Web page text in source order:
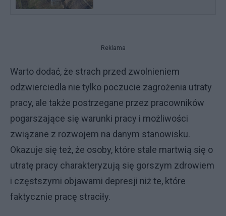
Reklama
Warto dodać, że strach przed zwolnieniem
odzwierciedla nie tylko poczucie zagrożenia utraty
pracy, ale także postrzegane przez pracowników
pogarszające się warunki pracy i możliwości
związane z rozwojem na danym stanowisku.
Okazuje się też, że osoby, które stale martwią się o
utratę pracy charakteryzują się gorszym zdrowiem
i częstszymi objawami depresji niż te, które
faktycznie pracę straciły.